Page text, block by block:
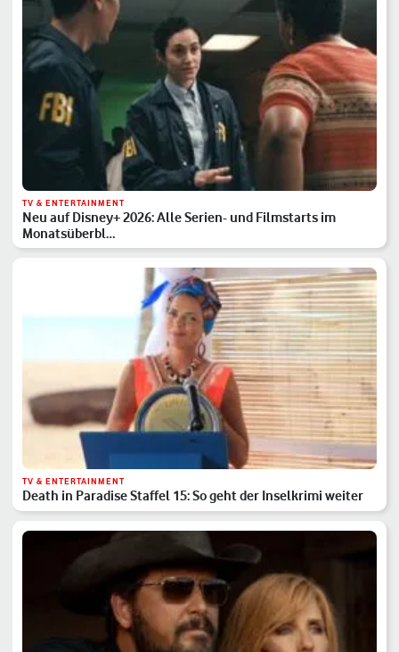
TV & ENTERTAINMENT
Neu auf Disney+ 2026: Alle Serien- und Filmstarts im
Monatsüberbl…
TV & ENTERTAINMENT
Death in Paradise Staffel 15: So geht der Inselkrimi weiter